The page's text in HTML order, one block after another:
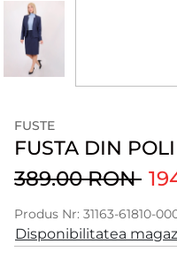
FUSTE
FUSTA DIN
389.00 RON
Produs Nr: 31163-61810-
Disponibilitatea